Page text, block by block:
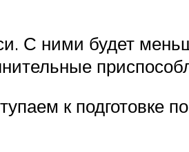
С ними будет
к подготовке